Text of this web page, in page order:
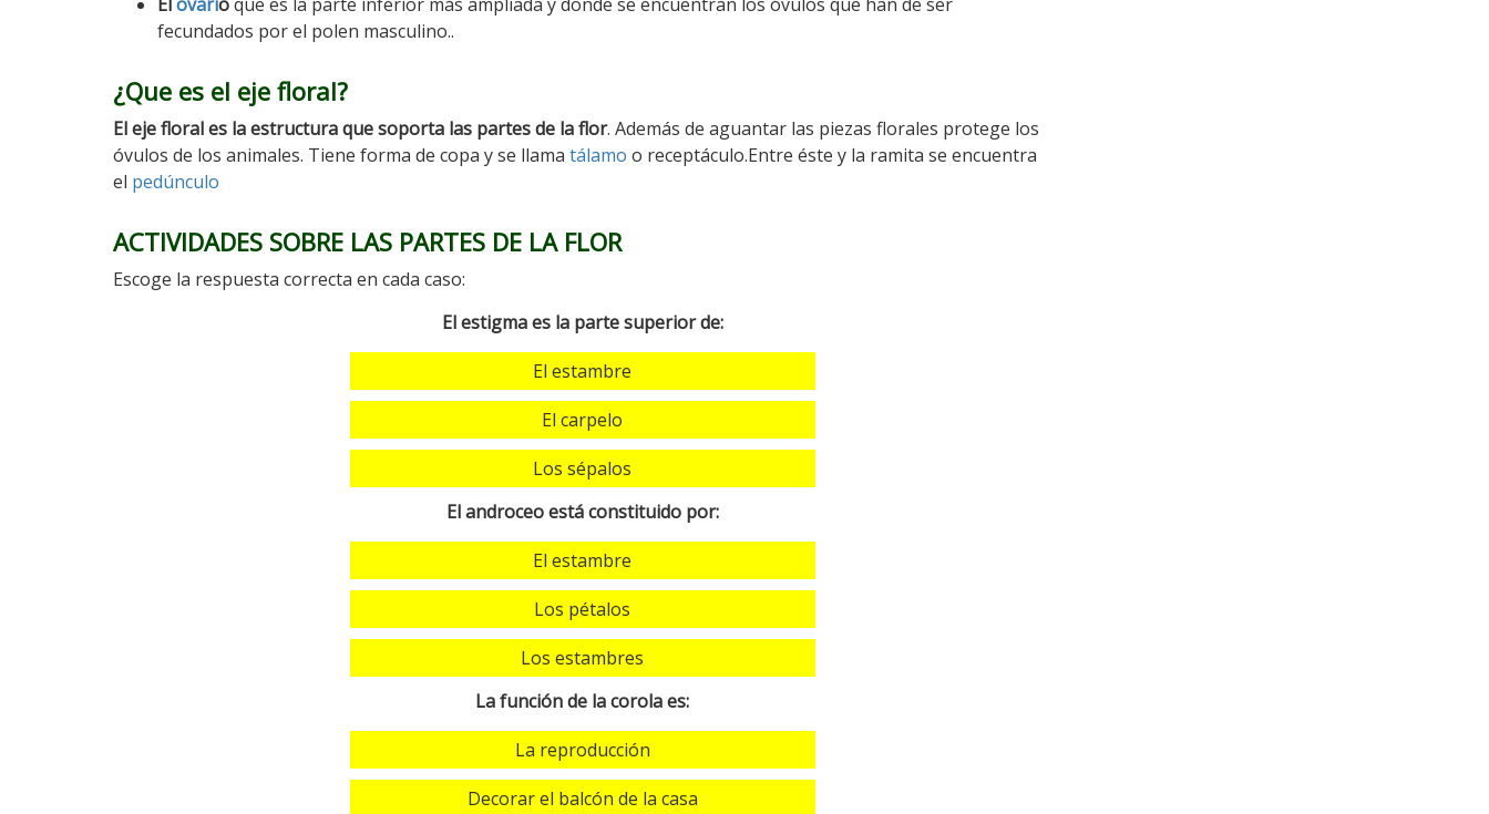
fecundados por el polen masculino..
¿Que es el eje floral?
El eje florales la estructura que soporta las partes de la flor. Además de aguantar las piezas florales protege los
óvulos de los animales. Tiene forma de copa y se llama tálamo o receptáculo.Entre éste y la ramita se encuentra
el pedúnculo
ACTIVIDADES SOBRE LAS PARTES DE LA FLOR
Escoge la respuesta correcta en cada caso:
El estigma es la parte superior de:
El estambre
El carpelo
Los sépalos
El androceo está constituido por:
El estambre
Los pétalos
Los estambres
La función de la corola es:
La reproducción
Decorar el balcón de la casa